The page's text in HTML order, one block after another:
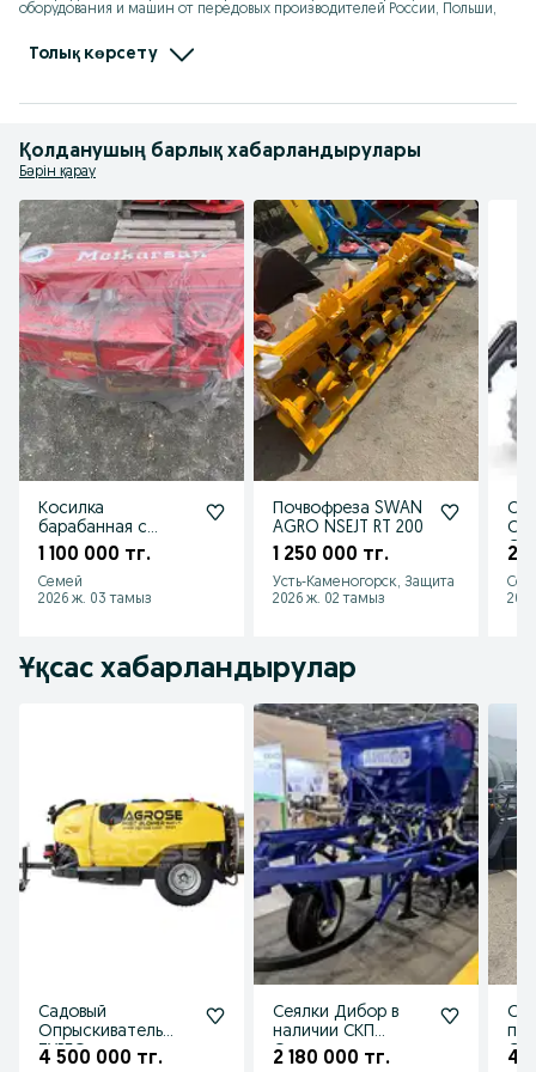
оборудования и машин от передовых производителей России, Польши,
качества, безопасностью и практичностью, а также сертификацией
соответствия всех товарных позиций.
Толық көрсету
Қолданушың барлық хабарландырулары
Бәрін қарау
Косилка
барабанная с
карданным валом
METKARSAN MK-195
1 100 000 тг.
Семей
2026 ж. 03 тамыз
Почвофреза SWAN
AGRO NSEJT RT 200
1 250 000 тг.
Усть-Каменогорск, Защита
2026 ж. 02 тамыз
2
Ұқсас хабарландырулар
Садовый
Опрыскиватель
ТУРБО
4 500 000 тг.
Сеялки Дибор в
наличии СКП
Омички
2 180 000 тг. 4